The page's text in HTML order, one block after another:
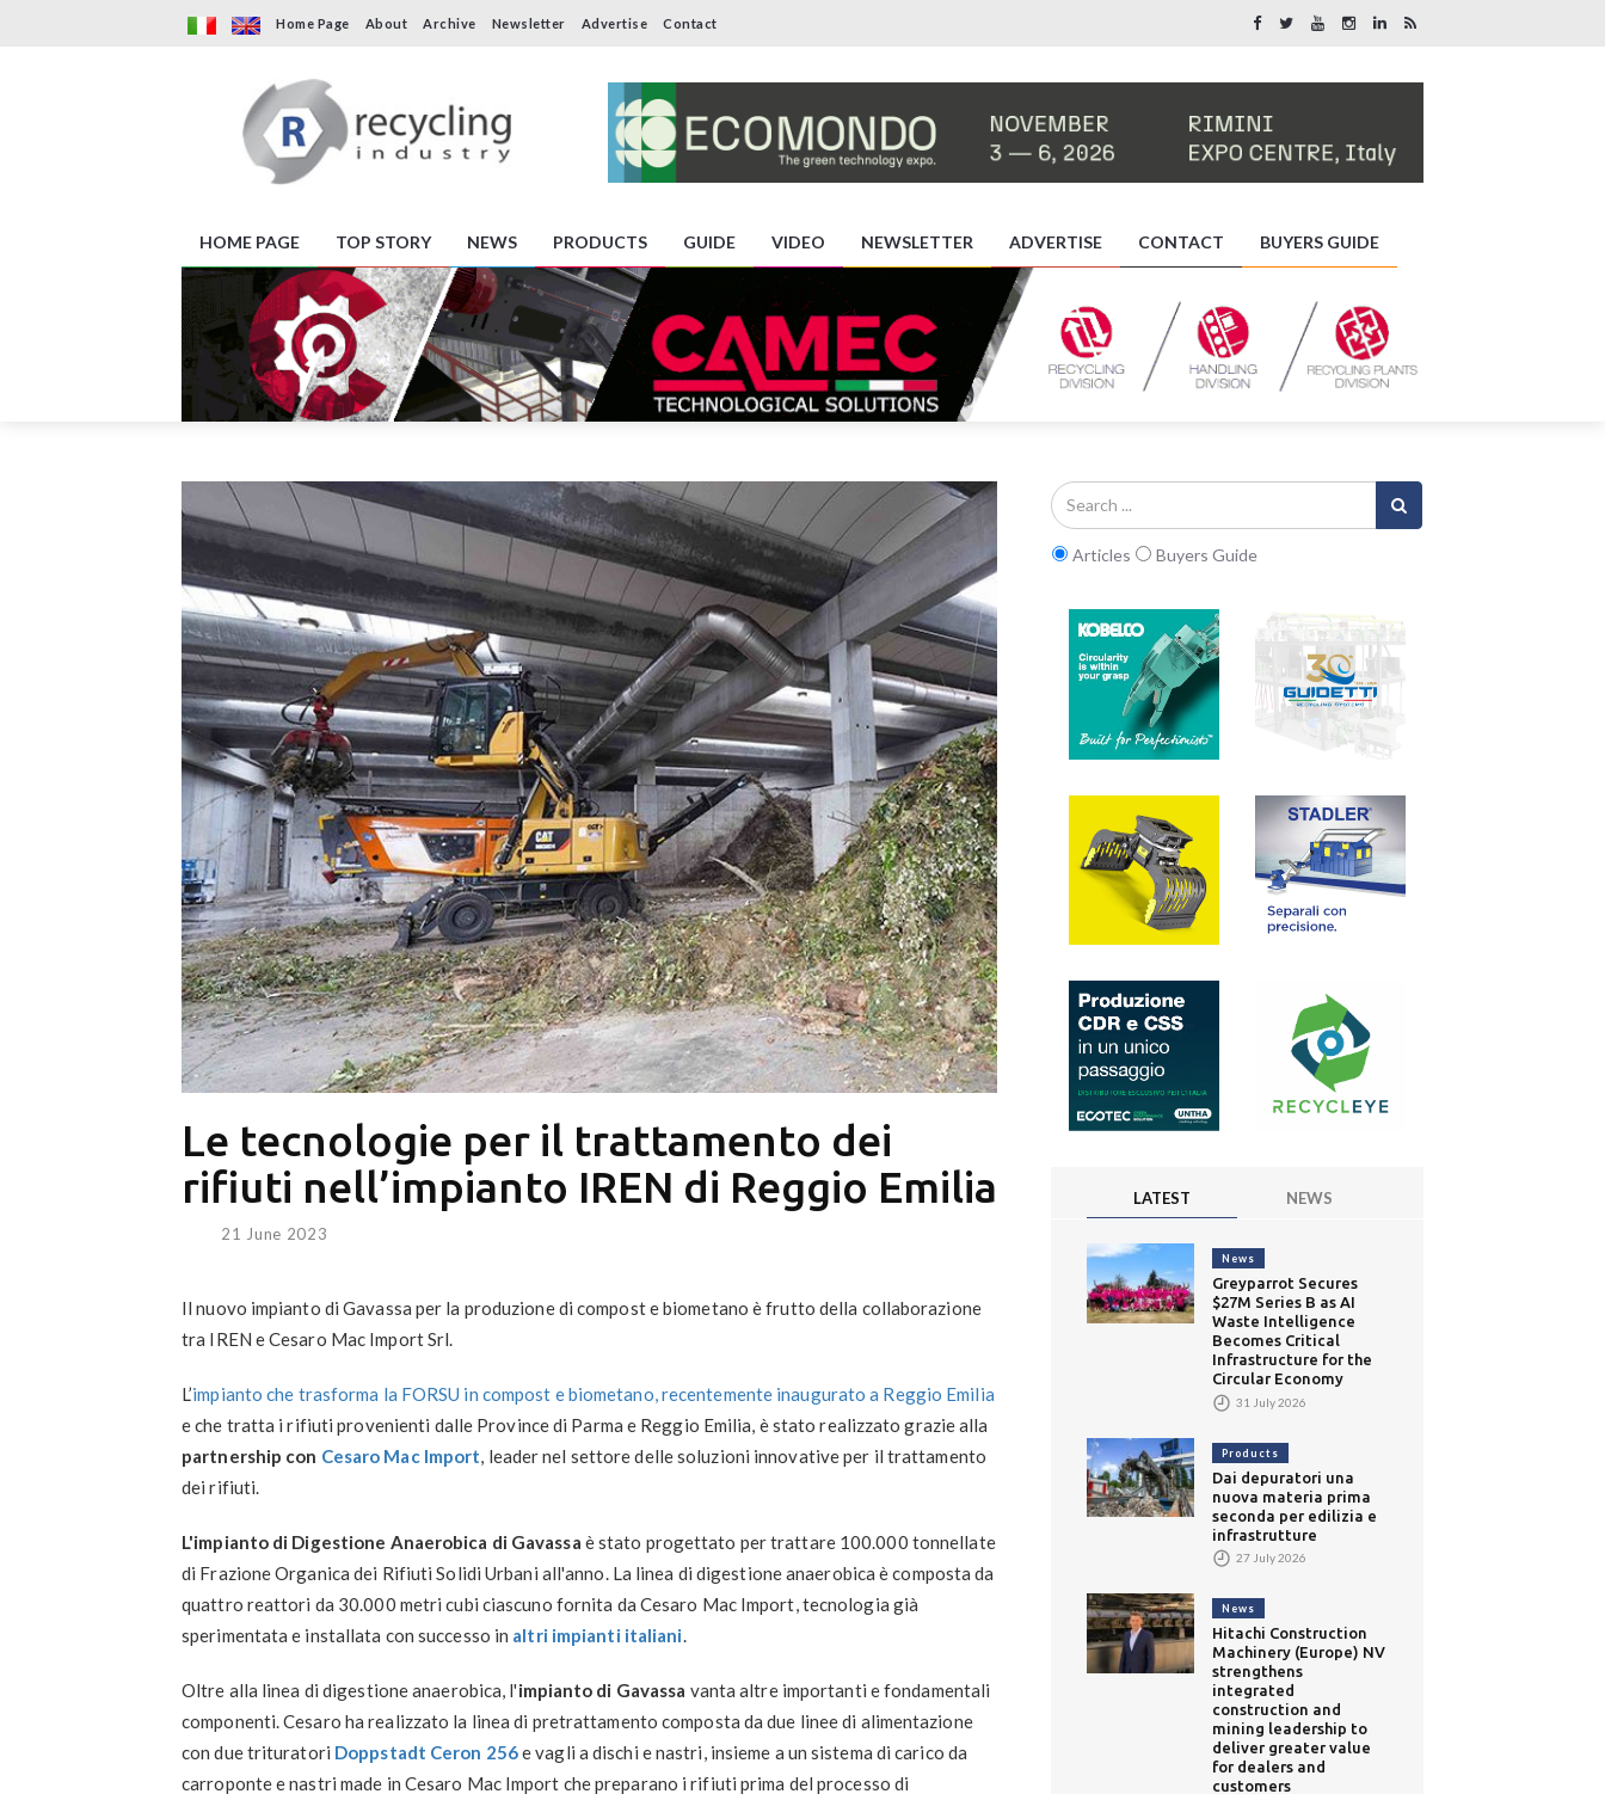
Home Page About Archive Newsletter Advertise Contact
HOME PAGE TOP STORY NEWS PRODUCTS GUIDE VIDEO NEWSLETTER ADVERTISE CONTACT BUYERS GUIDE
Le tecnologie per il trattamento dei
rifiuti nell’impianto IREN di Reggio Emilia
21 June 2023
Il nuovo impianto di Gavassa per la produzione di compost e biometano è frutto della collaborazione
tra IREN e Cesaro Mac Import Srl.
L’impianto che trasforma la FORSU in compost e biometano, recentemente inaugurato a Reggio Emilia
e che tratta i rifiuti provenienti dalle Province di Parma e Reggio Emilia, è stato realizzato grazie alla
partnership con Cesaro Mac Import, leader nel settore delle soluzioni innovative per il trattamento
dei rifiuti.
L'impianto di Digestione Anaerobica di Gavassa è stato progettato per trattare 100.000 tonnellate
di Frazione Organica dei Rifiuti Solidi Urbani all'anno. La linea di digestione anaerobica è composta da
quattro reattori da 30.000 metri cubi ciascuno fornita da Cesaro Mac Import, tecnologia già
sperimentata e installata con successo in altri impianti italiani.
Oltre alla linea di digestione anaerobica, l'impianto di Gavassa vanta altre importanti e fondamentali
componenti. Cesaro ha realizzato la linea di pretrattamento composta da due linee di alimentazione
con due trituratori Doppstadt Ceron 256e vagli a dischi e nastri, insieme a un sistema di carico da
carroponte e nastri made in Cesaro Mac Import che preparano i rifiuti prima del processo di
Articles Buyers Guide
LATEST NEWS
News
Greyparrot Secures
$27M Series B as AI
Waste Intelligence
Becomes Critical
Infrastructure for the
Circular Economy
31 July 2026
Products
Dai depuratori una
nuova materia prima
seconda per edilizia e
infrastrutture
27 July 2026
News
Hitachi Construction
Machinery (Europe) NV
strengthens
integrated
construction and
mining leadership to
deliver greater value
for dealers and
customers